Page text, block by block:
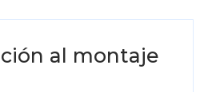
al montaje